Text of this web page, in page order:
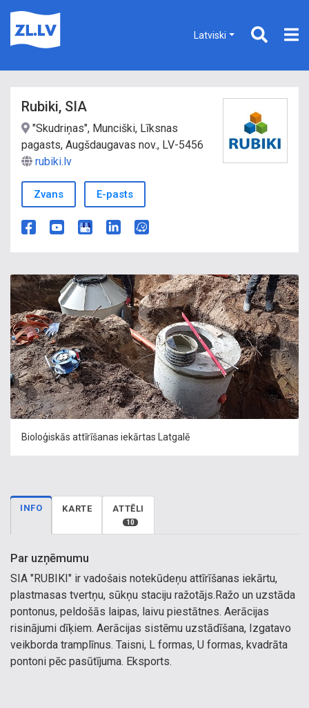
Latviski
Rubiki, SIA
"Skudriņas", Munciški, Līksnas
pagasts, Augšdaugavas nov., LV-5456
rubiki.lv
Zvans E-pasts
Bioloģiskās attīrīšanas iekārtas Latgalē
INFO KARTE ATTĒLI
10
Par uzņēmumu
SIA "RUBIKI" ir vadošais notekūdeņu attīrīšanas iekārtu,
plastmasas tvertņu, sūkņu staciju ražotājs.Ražo un uzstāda
pontonus, peldošās laipas, laivu piestātnes. Aerācijas
risinājumi dīķiem. Aerācijas sistēmu uzstādīšana, Izgatavo
veikborda tramplīnus. Taisni, L formas, U formas, kvadrāta
pontoni pēc pasūtījuma. Eksports.